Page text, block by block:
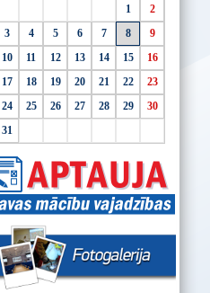
1
2
3
4 5 6 7 8
9
10
11 12 13 14 15
16
17
18 19 20 21 22
23
24
25 26 27 28 29
30
31